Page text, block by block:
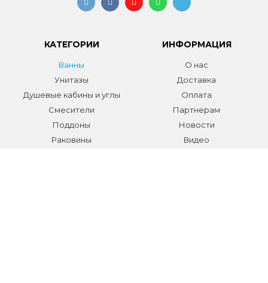
КАТЕГОРИИ
Ванны
Унитазы
Душевые кабины и углы
Смесители
Поддоны
Раковины
ИНФОРМАЦИЯ
О нас
Доставка
Оплата
Партнерам
Новости
Видео